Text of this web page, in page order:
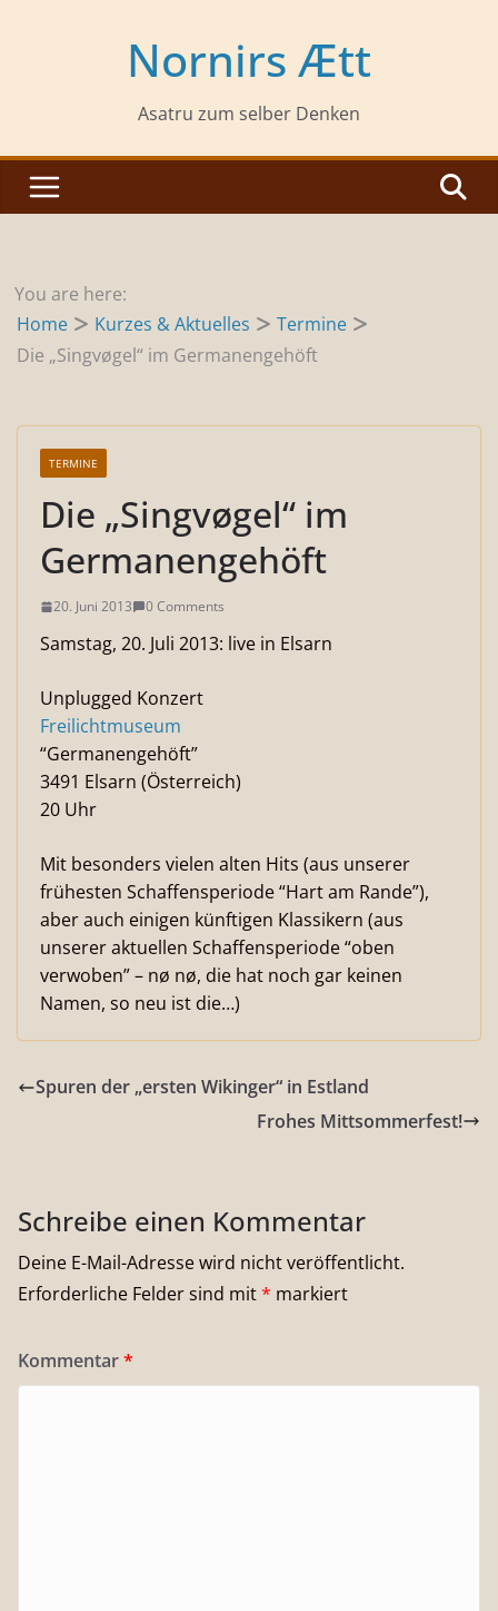
Nornirs Ætt
Asatru zum selber Denken
You are here:
Home
Kurzes & Aktuelles
Termine
Die „Singvøgel“ im Germanengehöft
TERMINE
Die „Singvøgel“ im
Germanengehöft
20. Juni 2013 0 Comments
Samstag, 20. Juli 2013: live in Elsarn
Unplugged Konzert
Freilichtmuseum
“Germanengehöft”
3491 Elsarn (Österreich)
20 Uhr
Mit besonders vielen alten Hits (aus unserer
frühesten Schaffensperiode “Hart am Rande”),
aber auch einigen künftigen Klassikern (aus
unserer aktuellen Schaffensperiode “oben
verwoben” – nø nø, die hat noch gar keinen
Namen, so neu ist die…)
Spuren der „ersten Wikinger“ in Estland
Frohes Mittsommerfest!
Schreibe einen Kommentar
Deine E-Mail-Adresse wird nicht veröffentlicht.
Erforderliche Felder sind mit* markiert
Kommentar*